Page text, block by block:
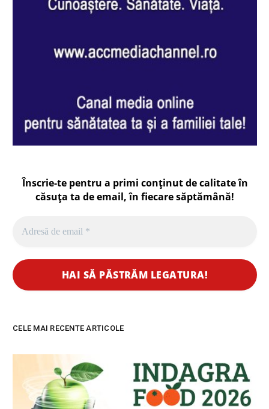
Înscrie-te pentru a primi conținut de calitate în
căsuța ta de email, în fiecaresăptămână!
CELE MAI RECENTE ARTICOLE